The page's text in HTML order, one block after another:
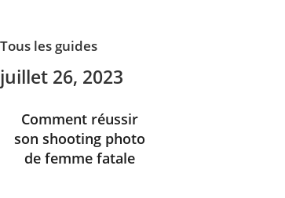
Tous les guides
juillet 26, 2023
Comment réussir
son shooting photo
de femme fatale